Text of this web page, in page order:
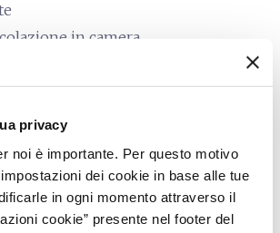
privacy
noi è importante. Per questo motivo
dei cookie in base alle tue
in ogni momento attraverso il
cookie” presente nel footer del
in camera